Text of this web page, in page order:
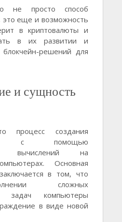
не просто способ
это еще и возможность
в криптовалюты и
в их развитии и
решений для
и сущность
процесс создания
с помощью
вычислений на
Основная
в том, что
сложных
задач компьютеры
в виде новой